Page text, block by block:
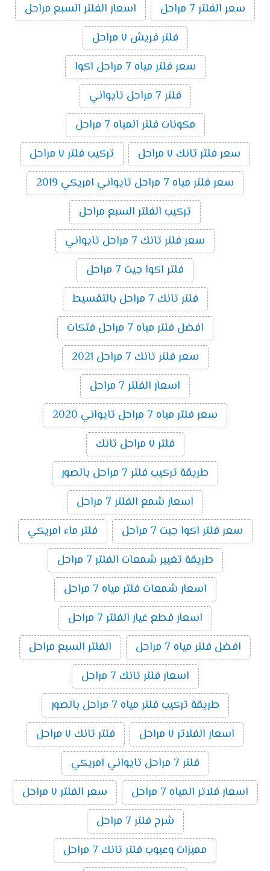
سعر الفلتر 7 مراحل
اسعار الفلتر السبع مراحل
فلتر فريش ٧ مراحل
سعر فلتر مياه 7 مراحل اكوا
فلتر 7 مراحل تايواني
مكونات فلتر المياه 7 مراحل
سعر فلتر تانك ٧ مراحل
تركيب فلتر ٧ مراحل
سعر فلتر مياه 7 مراحل تايواني امريكي 2019
تركيب الفلتر السبع مراحل
سعر فلتر تانك 7 مراحل تايواني
فلتر اكوا جيت 7 مراحل
فلتر تانك 7 مراحل بالتقسيط
افضل فلتر مياه 7 مراحل فتكات
سعر فلتر تانك 7 مراحل 2021
اسعار الفلتر 7 مراحل
سعر فلتر مياه 7 مراحل تايواني 2020
فلتر ٧ مراحل تانك
طريقة تركيب فلتر 7 مراحل بالصور
اسعار شمع الفلتر 7 مراحل
سعر فلتر اكوا جيت 7 مراحل
فلتر ماء امريكي
طريقة تغيير شمعات الفلتر 7 مراحل
اسعار شمعات فلتر مياه 7 مراحل
اسعار قطع غيار الفلتر 7 مراحل
افضل فلتر مياه 7 مراحل
الفلتر السبع مراحل
اسعار فلتر تانك 7 مراحل
طريقة تركيب فلتر مياه 7 مراحل بالصور
اسعار الفلاتر ٧ مراحل
فلتر تانك ٧ مراحل
فلتر 7 مراحل تايواني امريكي
اسعار فلاتر المياه 7 مراحل
سعر الفلتر ٧ مراحل
شرح فلتر 7 مراحل
مميزات وعيوب فلتر تانك 7 مراحل